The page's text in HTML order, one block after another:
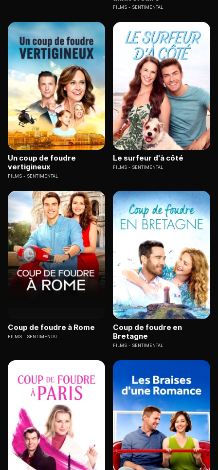
FILMS SENTIMENTAL
Un coup de foudre
vertigineux
FILMS SENTIMENTAL
Le surfeur d'à côté
FILMS SENTIMENTAL
Coup de foudre à Rome
FILMS SENTIMENTAL
Coup de foudre en
Bretagne
FILMS SENTIMENTAL